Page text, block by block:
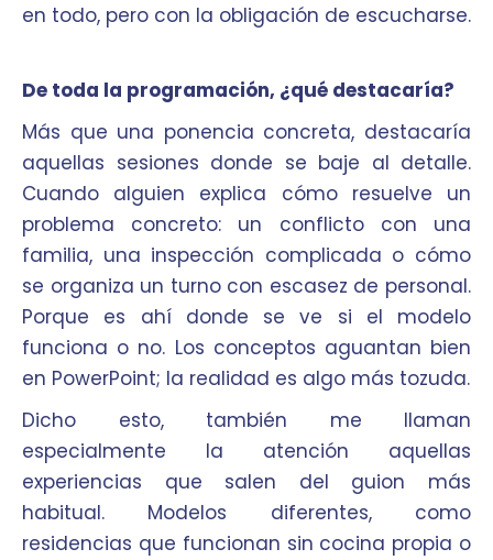
en todo, pero con la obligación de escucharse.
De toda la programación, ¿qué destacaría?
Más que una ponencia concreta, destacaría
aquellas sesiones donde se baje al detalle.
Cuando alguien explica cómo resuelve un
problema concreto: un conflicto con una
familia, una inspección complicada o cómo
se organiza un turno con escasez de personal.
Porque es ahí donde se ve si el modelo
funciona o no. Los conceptos aguantan bien
en PowerPoint; la realidad es algo más tozuda.
Dicho esto, también me llaman
especialmente la atención aquellas
experiencias que salen del guion más
habitual. Modelos diferentes, como
residencias que funcionan sin cocina propia o